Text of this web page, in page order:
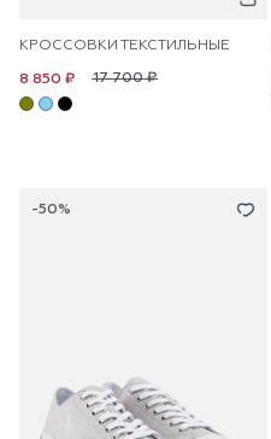
КРОССОВКИ ТЕКСТИЛЬНЫЕ
17 700 ₽
8 850 ₽
-50%